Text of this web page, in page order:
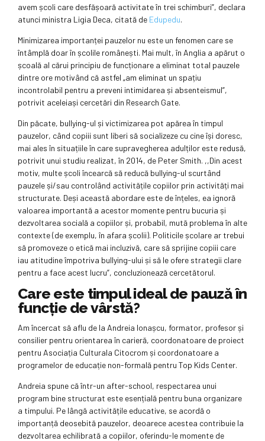
avem școli care desfășoară activitate în trei schimburi”, declara
atunci ministra Ligia Deca, citată de Edupedu.
Minimizarea importanței pauzelor nu este un fenomen care se
întâmplă doar în școlile românești. Mai mult, în Anglia a apărut o
școală al cărui principiu de funcționare a eliminat total pauzele
dintre ore motivând că astfel „am eliminat un spațiu
incontrolabil pentru a preveni intimidarea și absenteismul”,
potrivit aceleiași cercetări din Research Gate.
Din păcate, bullying-ul și victimizarea pot apărea în timpul
pauzelor, când copiii sunt liberi să socializeze cu cine își doresc,
mai ales în situațiile în care supravegherea adulților este redusă,
potrivit unui studiu realizat, în 2014, de Peter Smith. ,,Din acest
motiv, multe școli încearcă să reducă bullying-ul scurtând
pauzele și/sau controlând activitățile copiilor prin activități mai
structurate. Deși această abordare este de înțeles, ea ignoră
valoarea importantă a acestor momente pentru bucuria și
dezvoltarea socială a copiilor și, probabil, mută problema în alte
contexte (de exemplu, în afara școlii). Politicile școlare ar trebui
să promoveze o etică mai incluzivă, care să sprijine copiii care
iau atitudine împotriva bullying-ului și să le ofere strategii clare
pentru a face acest lucru”, concluzionează cercetătorul.
Care este timpul ideal de pauză în
funcție de vârstă?
Am încercat să aflu de la Andreia Ionașcu, formator, profesor și
consilier pentru orientarea în carieră, coordonatoare de proiect
pentru Asociația Culturala Citocrom și coordonatoare a
programelor de educație non-formală pentru Top Kids Center.
Andreia spune că într-un after-school, respectarea unui
program bine structurat este esențială pentru buna organizare
a timpului. Pe lângă activitățile educative, se acordă o
importanță deosebită pauzelor, deoarece acestea contribuie la
dezvoltarea echilibrată a copiilor, oferindu-le momente de